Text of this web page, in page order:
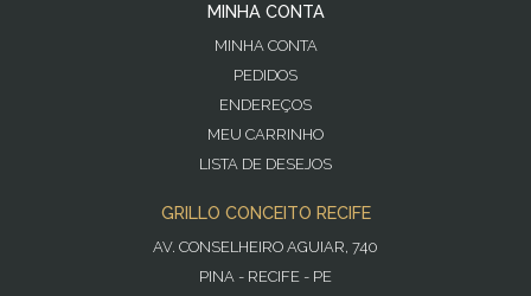
MINHA CONTA
MINHA CONTA
PEDIDOS
ENDEREÇOS
MEU CARRINHO
LISTA DE DESEJOS
GRILLO CONCEITO RECIFE
AV. CONSELHEIRO AGUIAR, 740
PINA - RECIFE - PE